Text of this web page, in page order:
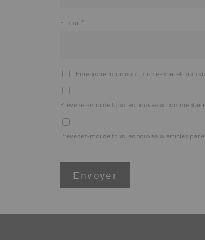
E-mail *
Enregistrer mon nom, mon e-mail et mon
Prévenez-moi de tous les nouveaux
Prévenez-moi de tous les nouveaux articles par